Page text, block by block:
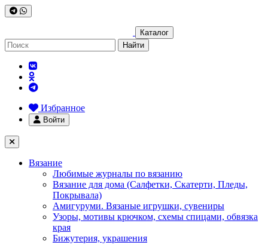
Каталог
Найти
Избранное
Войти
Вязание
Любимые журналы по вязанию
Вязание для дома (Салфетки, Скатерти, Пледы,
Покрывала)
Амигуруми. Вязаные игрушки, сувениры
Узоры, мотивы крючком, схемы спицами, обвязка
края
Бижутерия, украшения